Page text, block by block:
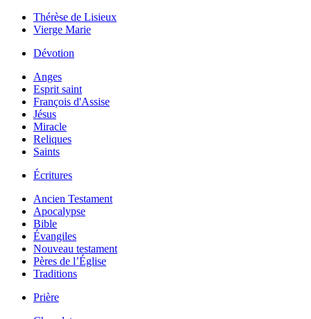
Thérèse de Lisieux
Vierge Marie
Dévotion
Anges
Esprit saint
François d'Assise
Jésus
Miracle
Reliques
Saints
Écritures
Ancien Testament
Apocalypse
Bible
Évangiles
Nouveau testament
Pères de l’Église
Traditions
Prière